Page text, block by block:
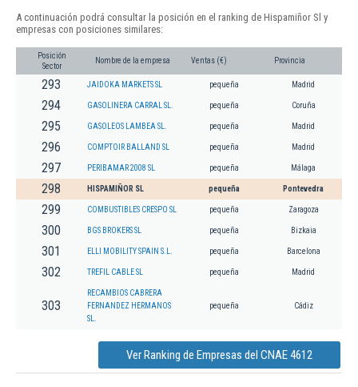
A continuación podrá consultar la posición en el ranking de Hispamiñor Sl y
empresas con posiciones similares:
Posición
Sector
Nombre de la empresa Ventas (€) Provincia
293 JAIDOKA MARKETS SL pequeña Madrid
294 GASOLINERA CARRAL SL. pequeña Coruña
295 GASOLEOS LAMBEA SL. pequeña Madrid
296 COMPTOIR BALLAND SL pequeña Madrid
297 PERIBAMAR 2008 SL pequeña Málaga
298 HISPAMIÑOR SL pequeña Pontevedra
299 COMBUSTIBLES CRESPO SL pequeña Zaragoza
300 BGS BROKERS SL pequeña Bizkaia
301 ELLI MOBILITY SPAIN S.L. pequeña Barcelona
302 TREFIL CABLE SL pequeña Madrid
303
RECAMBIOS CABRERA
FERNANDEZ HERMANOS
SL.
pequeña Cádiz
Ver Ranking de Empresas del CNAE 4612